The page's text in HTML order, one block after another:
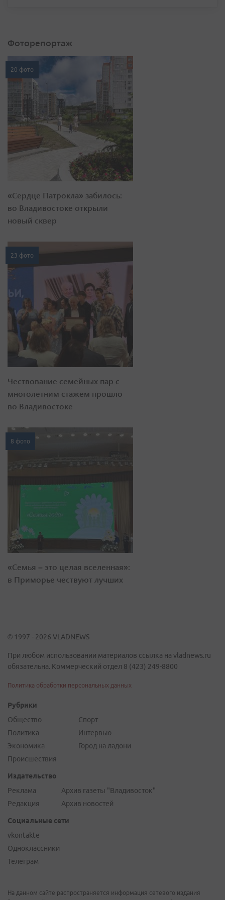
Фоторепортаж
20 фото
«Сердце Патрокла» забилось:
во Владивостоке открыли
новый сквер
23 фото
Чествование семейных пар с
многолетним стажем прошло
во Владивостоке
8 фото
«Семья – это целая вселенная»:
в Приморье чествуют лучших
© 1997 - 2026 VLADNEWS
При любом использовании материалов ссылка на vladnews.ru
обязательна. Коммерческий отдел 8 (423) 249-8800
Политика обработки персональных данных
Рубрики
Общество
Политика
Экономика
Происшествия
Спорт
Интервью
Город на ладони
Издательство
Реклама
Редакция
Архив газеты "Владивосток"
Архив новостей
Социальные сети
vkontakte
Одноклассники
Телеграм
На данном сайте распространяется информация сетевого издания